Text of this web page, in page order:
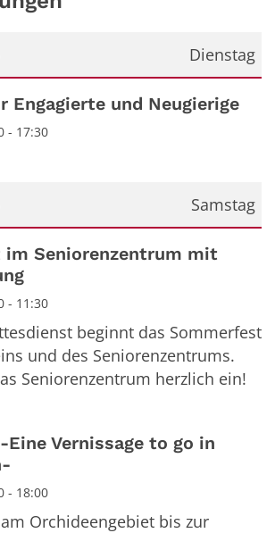
Dienstag
2026
Engagierte und Neugierige
- 17:30
Samstag
2026
im Seniorenzentrum mit
- 11:30
beginnt das Sommerfest
und des Seniorenzentrums.
Seniorenzentrum herzlich ein!
Eine Vernissage to go in
- 18:00
Orchideengebiet bis zur